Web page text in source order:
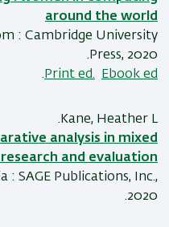
around the world
: Cambridge University
Press, 2020.
Print ed.
Ebook ed
.
Kane, Heather L.
analysis in mixed
and evaluation
: SAGE Publications, Inc.,
2020.